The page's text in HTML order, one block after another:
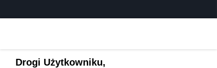
Drogi Użytkowniku,